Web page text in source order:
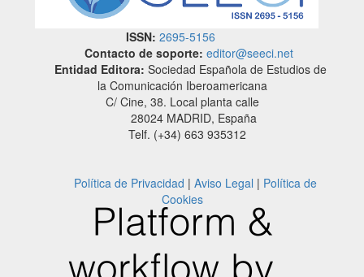
ISSN: 2695-5156
Contacto de soporte: editor@seeci.net
Entidad Editora: Sociedad Española de Estudios de
la Comunicación Iberoamericana
C/ Cine, 38. Local planta calle
28024 MADRID, España
Telf. (+34) 663 935312
Política de Privacidad | Aviso Legal | Política de
Cookies